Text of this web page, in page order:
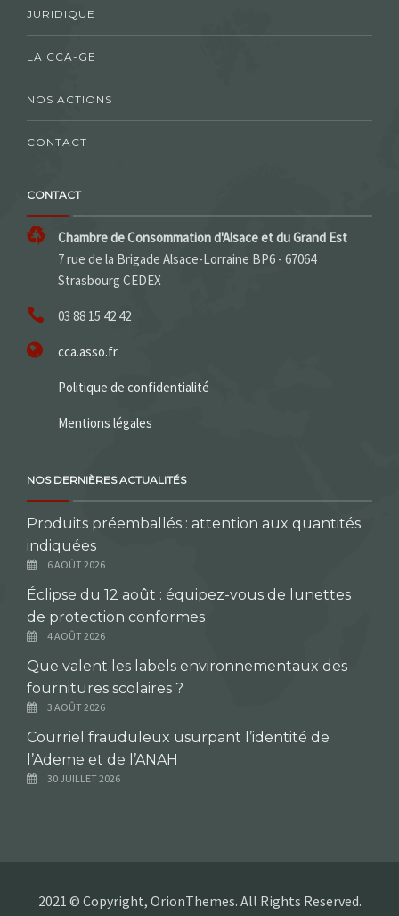
JURIDIQUE
LA CCA-GE
NOS ACTIONS
CONTACT
CONTACT
Chambre de Consommation d'Alsace et du Grand Est
7 rue de la Brigade Alsace-Lorraine BP6 - 67064
Strasbourg CEDEX
03 88 15 42 42
cca.asso.fr
Politique de confidentialité
Mentions légales
NOS DERNIÈRES ACTUALITÉS
Produits préemballés : attention aux quantités
indiquées
6 AOÛT 2026
Éclipse du 12 août : équipez-vous de lunettes
de protection conformes
4 AOÛT 2026
Que valent les labels environnementaux des
fournitures scolaires ?
3 AOÛT 2026
Courriel frauduleux usurpant l’identité de
l’Ademe et de l’ANAH
30 JUILLET 2026
2021 © Copyright, OrionThemes. All Rights Reserved.